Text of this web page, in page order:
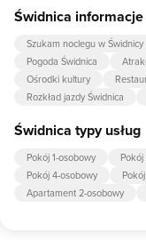
Świdnica informacje
Szukam noclegu w Świdnicy
Pogoda Świdnica
Ośrodki kultury
Rozkład jazdy Świdnica
Świdnica typy usług
Pokój 1-osobowy
Pokój 4-osobowy
Apartament 2-osobowy